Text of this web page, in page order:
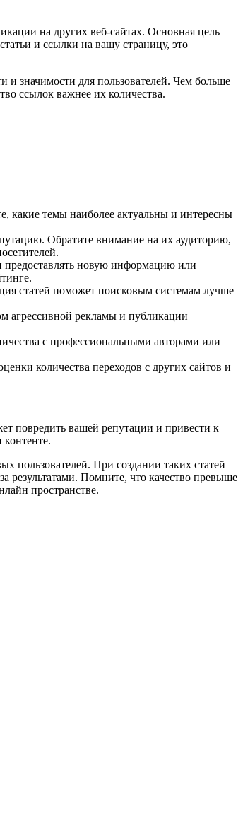
на других веб-сайтах. Основная цель
и ссылки на вашу страницу, это
и значимости для пользователей. Чем больше
ссылок важнее их количества.
какие темы наиболее актуальны и интересны
Обратите внимание на их аудиторию,
новую информацию или
статей поможет поисковым системам лучше
агрессивной рекламы и публикации
с профессиональными авторами или
количества переходов с других сайтов и
повредить вашей репутации и привести к
пользователей. При создании таких статей
результатами. Помните, что качество превыше
пространстве.